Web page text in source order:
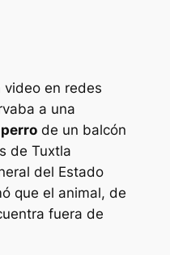
video en redes
a una
de un balcón
de Tuxtla
del Estado
que el animal, de
fuera de